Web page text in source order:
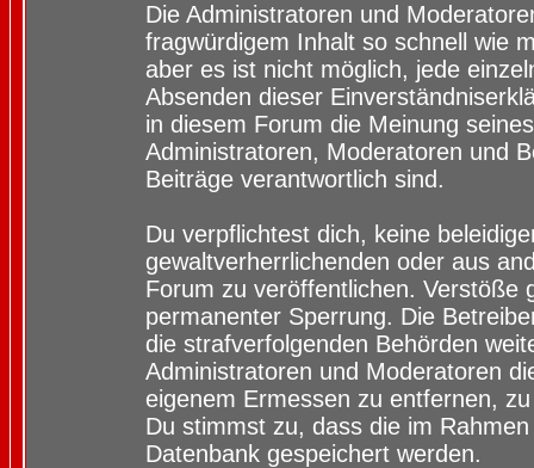
Die Administratoren und
fragwürdigem Inhalt so schnell wie
aber es ist nicht möglich, jede
Absenden dieser
in diesem Forum die Meinung
Administratoren, Moderatoren und
Beiträge verantwortlich sind.
Du verpflichtest dich, keine
gewaltverherrlichenden oder aus
Forum zu veröffentlichen. Verstöße
permanenter Sperrung. Die
die strafverfolgenden Behörden
Administratoren und Moderatoren
eigenem Ermessen zu entfernen,
Du stimmst zu, dass die im
Datenbank gespeichert werden.